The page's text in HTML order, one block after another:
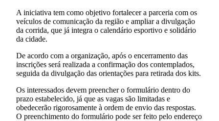
A iniciativa tem como objetivo fortalecer a parceria com os
veículos de comunicação da região e ampliar a divulgação
da corrida, que já integra o calendário esportivo e solidário
da cidade.
De acordo com a organização, após o encerramento das
inscrições será realizada a confirmação dos contemplados,
seguida da divulgação das orientações para retirada dos kits.
Os interessados devem preencher o formulário dentro do
prazo estabelecido, já que as vagas são limitadas e
obedecerão rigorosamente à ordem de envio das respostas.
O preenchimento do formulário pode ser feito pelo endereço